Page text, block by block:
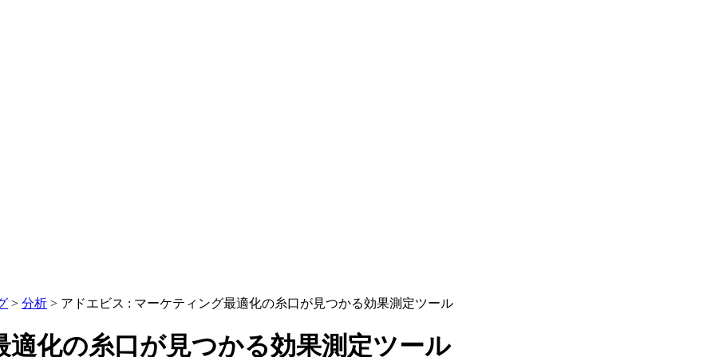
> 分析 > アドエビス : マーケティング最適化の糸口が見つかる効果測定ツール
化の糸口が見つかる効果測定ツール